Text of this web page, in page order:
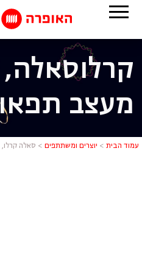
קרלוסאלה,
מעצב
עמוד הבית > יוצרים ומשתתפים > סאלה